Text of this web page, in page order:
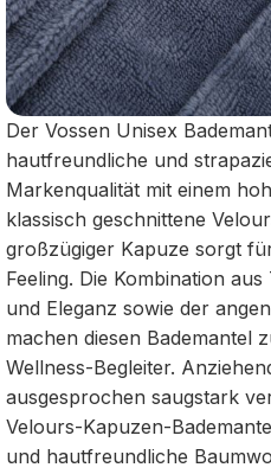
Der Vossen Unisex
hautfreundliche und
Markenqualität mit einem
klassisch geschnittene
großzügiger Kapuze sorgt
Feeling. Die Kombination
und Eleganz sowie der
machen diesen Bademantel
Wellness-Begleiter.
ausgesprochen saugstark
Velours-Kapuzen-
und hautfreundliche